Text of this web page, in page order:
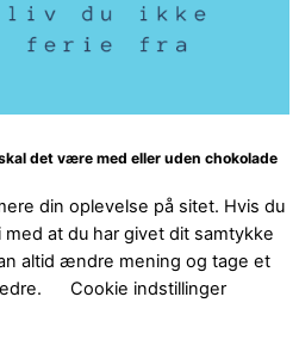
det være med eller uden chokolade
din oplevelse på sitet. Hvis du
at du har givet dit samtykke
altid ændre mening og tage et
Cookie indstillinger